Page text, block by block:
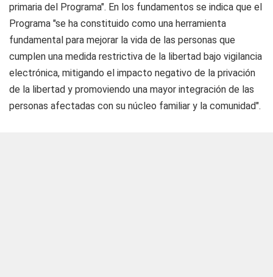
primaria del Programa". En los fundamentos se indica que el
Programa "se ha constituido como una herramienta
fundamental para mejorar la vida de las personas que
cumplen una medida restrictiva de la libertad bajo vigilancia
electrónica, mitigando el impacto negativo de la privación
de la libertad y promoviendo una mayor integración de las
personas afectadas con su núcleo familiar y la comunidad".